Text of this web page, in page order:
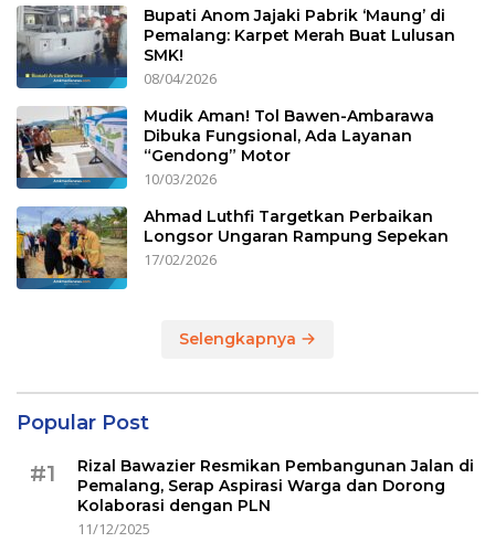
Bupati Anom Jajaki Pabrik ‘Maung’ di
Pemalang: Karpet Merah Buat Lulusan
SMK!
08/04/2026
Mudik Aman! Tol Bawen-Ambarawa
Dibuka Fungsional, Ada Layanan
“Gendong” Motor
10/03/2026
Ahmad Luthfi Targetkan Perbaikan
Longsor Ungaran Rampung Sepekan
17/02/2026
Selengkapnya
Popular Post
#1
Rizal Bawazier Resmikan Pembangunan Jalan di
Pemalang, Serap Aspirasi Warga dan Dorong
Kolaborasi dengan PLN
11/12/2025